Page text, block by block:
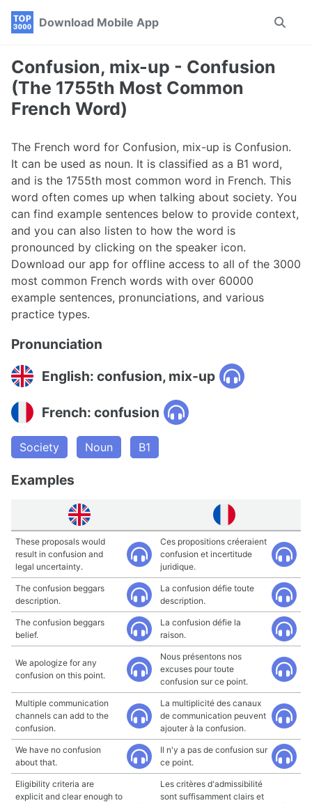
Skip
navigation
Skip
Skip
Download Mobile App
Toggle
Confusion, mix-up - Confusion
(The 1755th Most Common
French Word)
The French word for Confusion, mix-up is Confusion.
It can be used as noun. It is classified as a B1 word,
and is the 1755th most common word in French. This
word often comes up when talking about society. You
can find example sentences below to provide context,
and you can also listen to how the word is
pronounced by clicking on the speaker icon.
Download our app for offline access to all of the 3000
most common French words with over 60000
example sentences, pronunciations, and various
practice types.
Pronunciation
English: confusion, mix-up
French: confusion
Society Noun B1
Examples
These proposals would
result in confusion and
legal uncertainty.
Ces propositions créeraient
confusion et incertitude
juridique.
The confusion beggars
description.
La confusion défie toute
description.
The confusion beggars
belief.
La confusion défie la
raison.
We apologize for any
confusion on this point.
Nous présentons nos
excuses pour toute
confusion sur ce point.
Multiple communication
channels can add to the
confusion.
La multiplicité des canaux
de communication peuvent
ajouter à la confusion.
We have no confusion
about that.
Il n'y a pas de confusion sur
ce point.
Eligibility criteria are
explicit and clear enough to
Les critères d'admissibilité
sont suffisamment clairs et